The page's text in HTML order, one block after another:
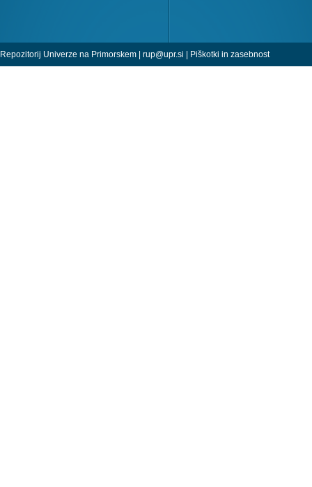
Repozitorij Univerze na Primorskem | rup@upr.si | Piškotki in zasebnost